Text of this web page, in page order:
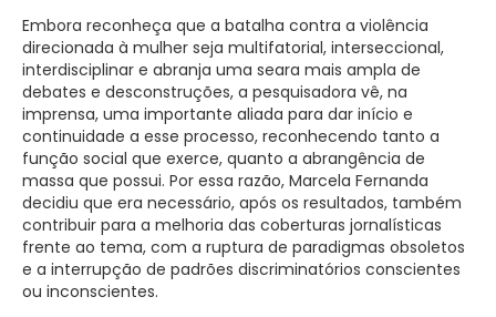
Embora reconheça que a batalha contra a violência
direcionada à mulher seja multifatorial, interseccional,
interdisciplinar e abranja uma seara mais ampla de
debates e desconstruções, a pesquisadora vê, na
imprensa, uma importante aliada para dar início e
continuidade a esse processo, reconhecendo tanto a
função social que exerce, quanto a abrangência de
massa que possui. Por essa razão, Marcela Fernanda
decidiu que era necessário, após os resultados, também
contribuir para a melhoria das coberturas jornalísticas
frente ao tema, com a ruptura de paradigmas obsoletos
e a interrupção de padrões discriminatórios conscientes
ou inconscientes.